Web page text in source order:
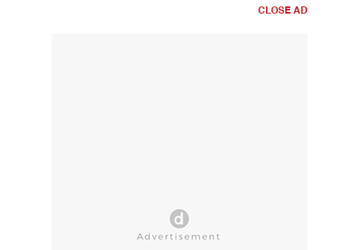
CLOSE AD